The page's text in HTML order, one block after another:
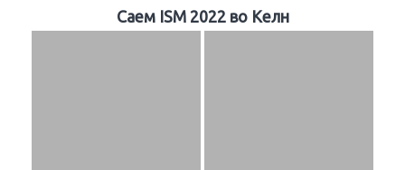
Саем ISM 2022 во Келн